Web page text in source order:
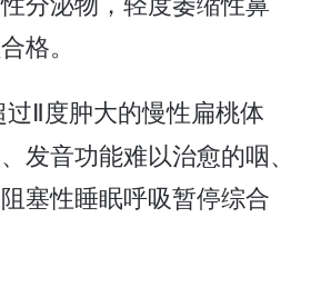
格。
过Ⅱ度肿大的慢性扁桃体
发音功能难以治愈的咽、
塞性睡眠呼吸暂停综合